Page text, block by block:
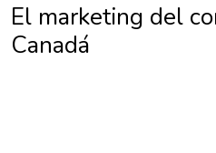
El marketing del
Canadá